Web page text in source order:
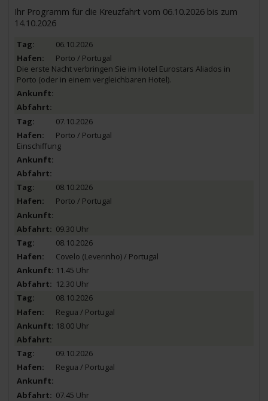
Ihr Programm für die Kreuzfahrt vom 06.10.2026 bis zum
14.10.2026
06.10.2026
Porto / Portugal
Die erste Nacht verbringen Sie im Hotel Eurostars Aliados in
Porto (oder in einem vergleichbaren Hotel).
07.10.2026
Porto / Portugal
Einschiffung
08.10.2026
Porto / Portugal
09.30 Uhr
08.10.2026
Covelo (Leverinho) / Portugal
11.45 Uhr
12.30 Uhr
08.10.2026
Regua / Portugal
18.00 Uhr
09.10.2026
Regua / Portugal
07.45 Uhr